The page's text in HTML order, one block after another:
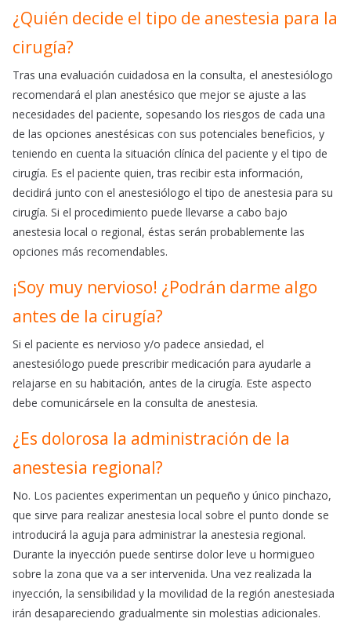
¿Quién decide el tipo de anestesia para la
cirugía?
Tras una evaluación cuidadosa en la consulta, el anestesiólogo
recomendará el plan anestésico que mejor se ajuste a las
necesidades del paciente, sopesando los riesgos de cada una
de las opciones anestésicas con sus potenciales beneficios, y
teniendo en cuenta la situación clínica del paciente y el tipo de
cirugía. Es el paciente quien, tras recibir esta información,
decidirá junto con el anestesiólogo el tipo de anestesia para su
cirugía. Si el procedimiento puede llevarse a cabo bajo
anestesia local o regional, éstas serán probablemente las
opciones más recomendables.
¡Soy muy nervioso! ¿Podrán darme algo
antes de la cirugía?
Si el paciente es nervioso y/o padece ansiedad, el
anestesiólogo puede prescribir medicación para ayudarle a
relajarse en su habitación, antes de la cirugía. Este aspecto
debe comunicársele en la consulta de anestesia.
¿Es dolorosa la administración de la
anestesia regional?
No. Los pacientes experimentan un pequeño y único pinchazo,
que sirve para realizar anestesia local sobre el punto donde se
introducirá la aguja para administrar la anestesia regional.
Durante la inyección puede sentirse dolor leve u hormigueo
sobre la zona que va a ser intervenida. Una vez realizada la
inyección, la sensibilidad y la movilidad de la región anestesiada
irán desapareciendo gradualmente sin molestias adicionales.